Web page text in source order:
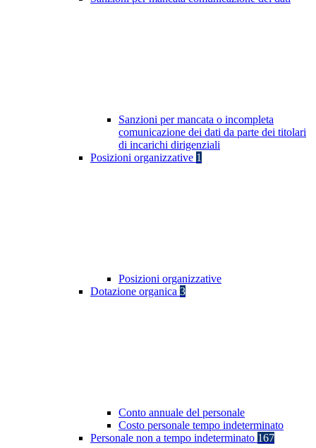
Sanzioni per mancata o incompleta
comunicazione dei dati da parte dei titolari
di incarichi dirigenziali
Posizioni organizzative 1
Posizioni organizzative
Dotazione organica 3
Conto annuale del personale
Costo personale tempo indeterminato
Personale non a tempo indeterminato 167